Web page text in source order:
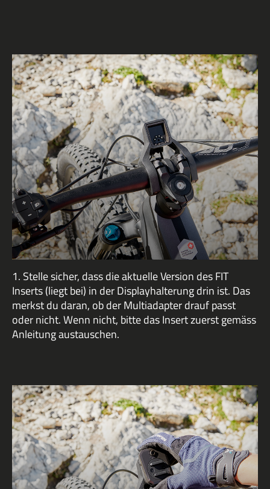
1. Stelle sicher, dass die aktuelle Version des FIT
Inserts (liegt bei) in der Displayhalterung drin ist. Das
merkst du daran, ob der Multiadapter drauf passt
oder nicht. Wenn nicht, bitte das Insert zuerst gemäss
Anleitung austauschen.